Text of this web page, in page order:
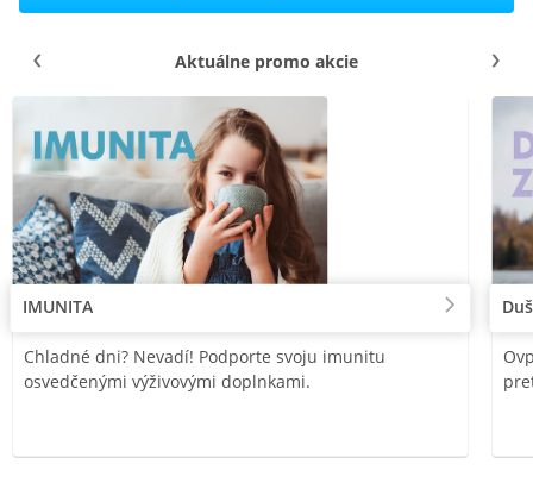
Aktuálne promo akcie
IMUNITA
Chladné dni? Nevadí! Podporte svoju imunitu
osvedčenými výživovými doplnkami.